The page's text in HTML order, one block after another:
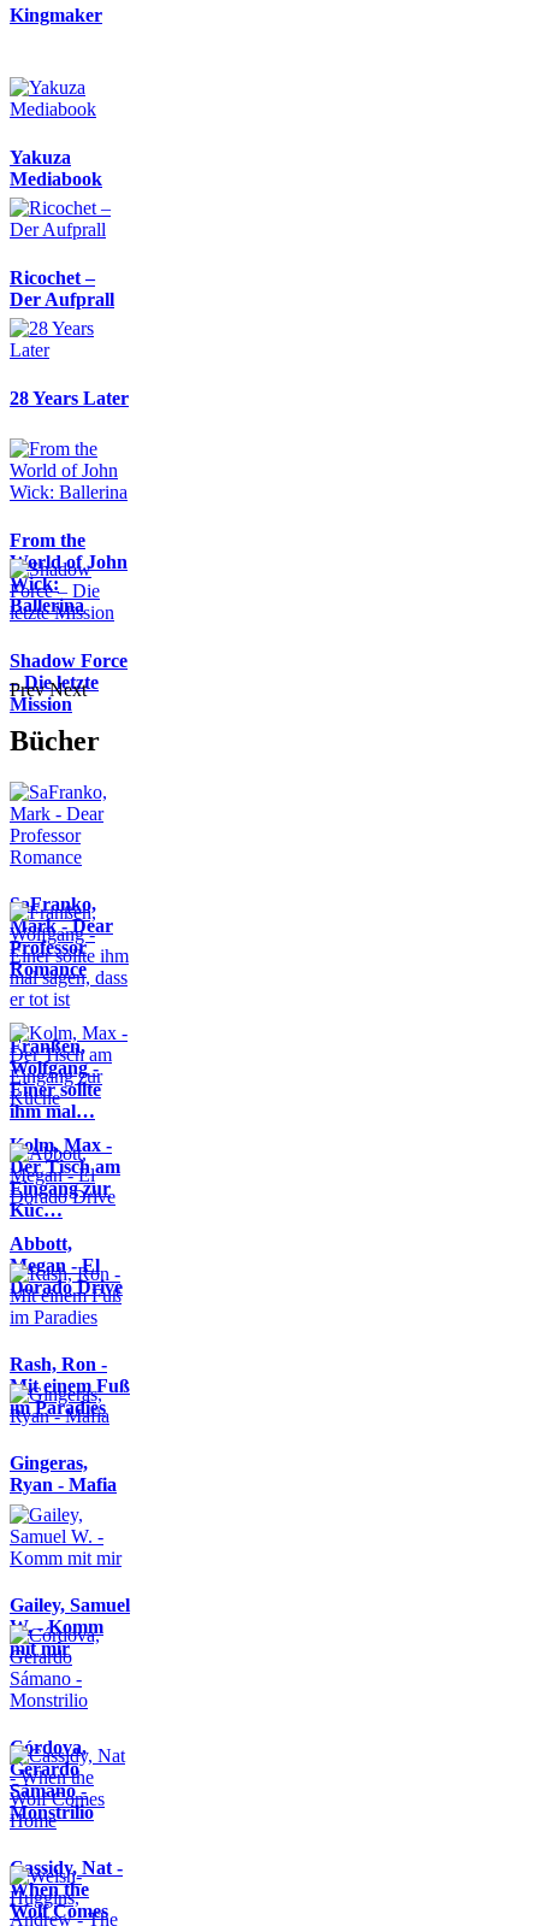
Kingmaker
Yakuza
Mediabook
Ricochet –
Der Aufprall
28 Years Later
From the
World of John
Wick:
Ballerina
Shadow Force
– Die letzte
Mission
Prev Next
Bücher
SaFranko,
Mark - Dear
Professor
Romance
Franßen,
Wolfgang -
Einer sollte
ihm mal…
Kolm, Max -
Der Tisch am
Eingang zur
Küc…
Abbott,
Megan - El
Dorado Drive
Rash, Ron -
Mit einem Fuß
im Paradies
Gingeras,
Ryan - Mafia
Gailey, Samuel
W. - Komm
mit mir
Córdova,
Gerardo
Sámano -
Monstrilio
Cassidy, Nat -
When the
Wolf Comes